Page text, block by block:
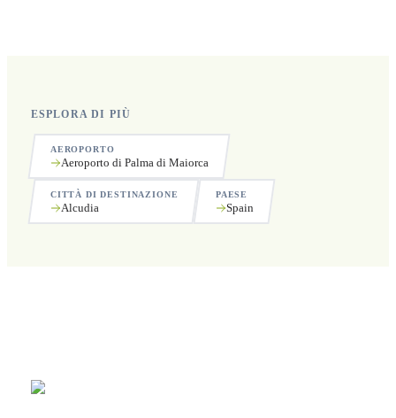
ESPLORA DI PIÙ
AEROPORTO
Aeroporto di Palma di Maiorca
CITTÀ DI DESTINAZIONE
Alcudia
PAESE
Spain